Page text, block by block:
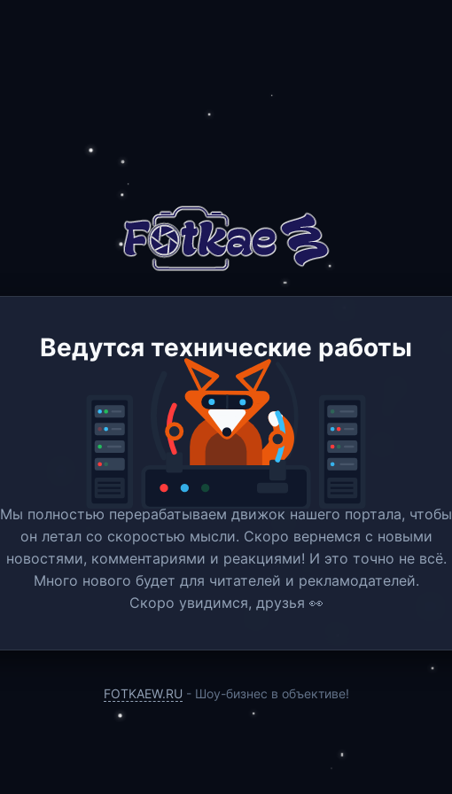
Ведутся технические работы
Мы полностью перерабатываем движок нашего портала, чтобы
он летал со скоростью мысли. Скоро вернемся c новыми
новостями, комментариями и реакциями! И это точно не всё.
Много нового будет для читателей и рекламодателей.
Скоро увидимся, друзья 👀
FOTKAEW.RU - Шоу-бизнес в объективе!